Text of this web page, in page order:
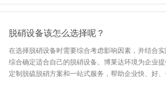
脱硝设备该怎么选择呢？
在选择脱硝设备时需要综合考虑影响因素，并结合实
综合确定适合自己的脱硝设备。博莱达环境为企业
定制脱硫脱硝方案和一站式服务，帮助企业快、好